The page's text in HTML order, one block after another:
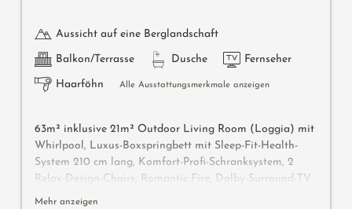
Aussicht auf eine Berglandschaft
Balkon/Terrasse Dusche Fernseher
Haarföhn Alle Ausstattungsmerkmale anzeigen
63m² inklusive 21m² Outdoor Living Room (Loggia) mit
Whirlpool, Luxus-Boxspringbett mit Sleep-Fit-Health-
System 210 cm lang, Komfort-Profi-Schranksystem, 2
Relax-Design-Chairs, Romantic Fire, Dolby-Surround-TV
mit Bluetooth, Koffer-Designbar mit Wein-, Nespresso- &
Mehr anzeigen